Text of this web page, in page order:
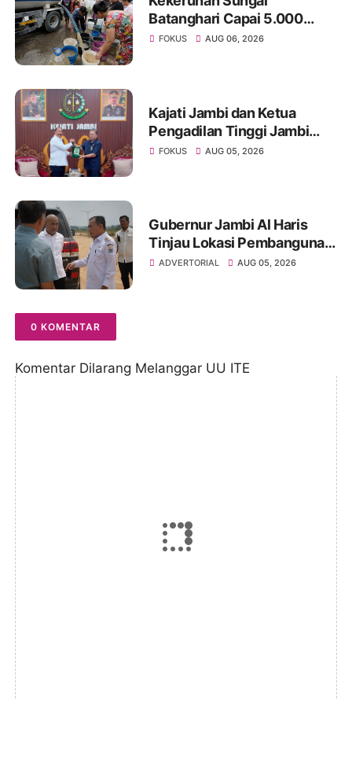
Batanghari Capai 5.000
NTU, Distribusi Air PDAM
FOKUS AUG 06, 2026
Kajati Jambi dan Ketua
Pengadilan Tinggi Jambi
Berkomitmen Perkuat
FOKUS AUG 05, 2026
Gubernur Jambi Al Haris
Tinjau Lokasi Pembangunan
Sekolah Rakyat dan Lokasi
ADVERTORIAL AUG 05, 2026
0 KOMENTAR
Komentar Dilarang Melanggar UU ITE